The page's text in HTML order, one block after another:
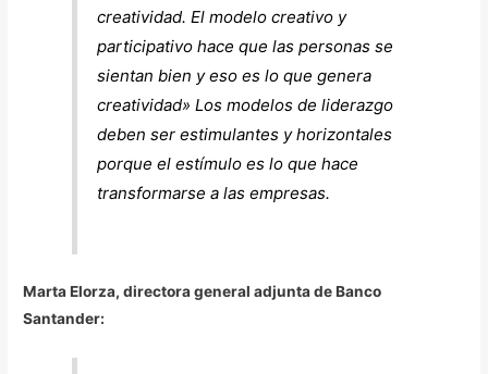
creatividad. El modelo creativo y
participativo hace que las personas se
sientan bien y eso es lo que genera
creatividad» Los modelos de liderazgo
deben ser estimulantes y horizontales
porque el estímulo es lo que hace
transformarse a las empresas.
Marta Elorza, directora general adjunta de Banco
Santander: